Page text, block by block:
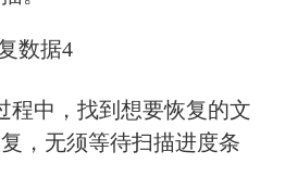
程中，找到想要恢复的文
，无须等待扫描进度条